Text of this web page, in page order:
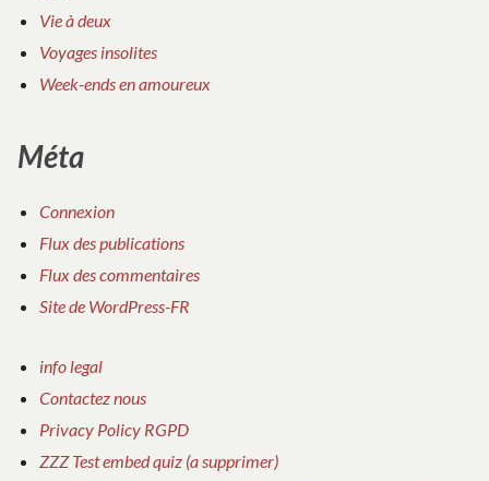
Vie à deux
Voyages insolites
Week-ends en amoureux
Méta
Connexion
Flux des publications
Flux des commentaires
Site de WordPress-FR
info legal
Contactez nous
Privacy Policy RGPD
ZZZ Test embed quiz (a supprimer)